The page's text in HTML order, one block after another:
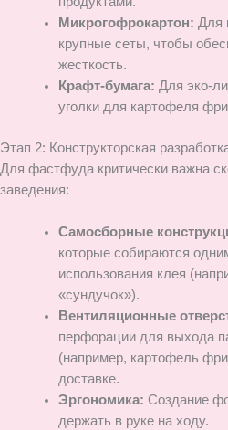
Микрогофрокартон: Для
крупные сеты, чтобы
жесткость.
Крафт-бумага: Для эко-
уголки для картофеля
Этап 2: Конструкторская
Для фастфуда критически важна
заведения:
Самосборные
которые собираются
использования клея
«сундучок»).
Вентиляционные
перфорации для выхода
(например, картофель
доставке.
Эргономика: Создание
держать в руке на ходу.